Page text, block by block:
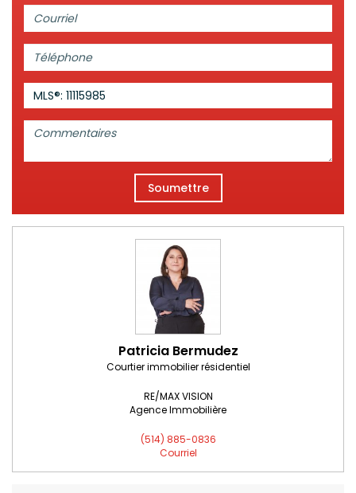
Courriel:
Téléphone:
MLS®: 11115985
Commentaires:
Soumettre
Patricia Bermudez
Courtier immobilier résidentiel
RE/MAX VISION
Agence Immobilière
(514) 885-0836
Courriel